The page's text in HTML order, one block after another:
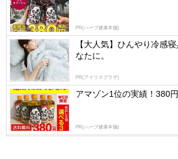
PR(ハーブ健康本舗)
【大人気】ひんやり冷感
なたに。
PR(アイリスプラザ)
アマゾン1位の実績！380
PR(ハーブ健康本舗)